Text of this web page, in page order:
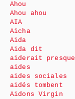
Ahou
Ahou ahou
AIA
Aïcha
Aida
Aida dit
aiderait presque
aides
aides sociales
aidés tombent
Aidons Virgin